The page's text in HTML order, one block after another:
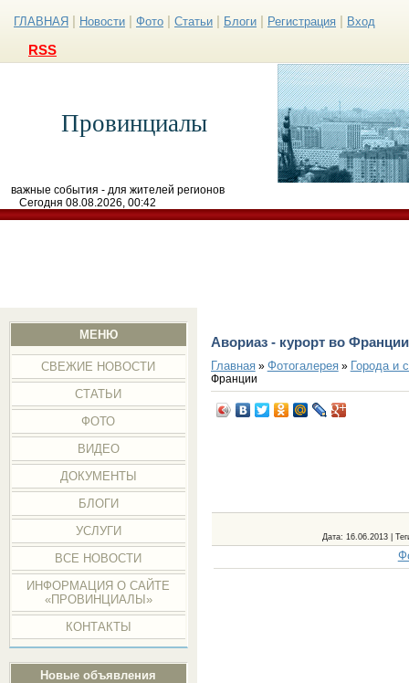
ГЛАВНАЯ Новости Фото Статьи Блоги Регистрация Вход
RSS
Провинциалы
важные события - для жителей регионов
Сегодня 08.08.2026, 00:42
МЕНЮ
СВЕЖИЕ НОВОСТИ
СТАТЬИ
ФОТО
ВИДЕО
ДОКУМЕНТЫ
БЛОГИ
УСЛУГИ
ВСЕ НОВОСТИ
ИНФОРМАЦИЯ О САЙТЕ
«ПРОВИНЦИАЛЫ»
КОНТАКТЫ
Новые объявления
Авориаз - курорт во
Главная» Фотогалерея» Города и
Франции
Дата: 16.06.2013 |